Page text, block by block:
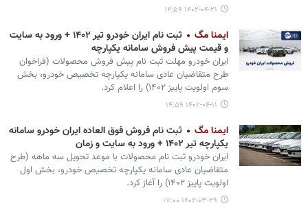
۱۴۰۲-۰۴-۲۱ ۱۴:۵۹
ایمنا مگ
ثبت نام ایران خودرو تیر ۱۴۰۲ + ورود به سایت
و قیمت پیش فروش سامانه یکپارچه
​​​​​​​ایران خودرو مهلت ثبت نام پیش فروش محصولات (فراخوان
طرح متقاضیان عادی سامانه یکپارچه تخصیص خودرو، بخش
سوم اولویت پاییز ۱۴۰۲) را اعلام کرد.
۱۴۰۲-۰۴-۱۱ ۱۴:۵۹
ایمنا مگ
ثبت نام فروش فوق العاده ایران خودرو سامانه
یکپارچه تیر ۱۴۰۲ + ورود به سایت و زمان
​​​​​​​ایران خودرو ثبت نام محصولات با موعد تحویل سه ماهه (طرح
متقاضیان عادی سامانه یکپارچه تخصیص خودرو، بخش اول
اولویت پاییز ۱۴۰۲) را آغاز کرد.
۱۴۰۲-۰۳-۲۹ ۱۷:۰۰